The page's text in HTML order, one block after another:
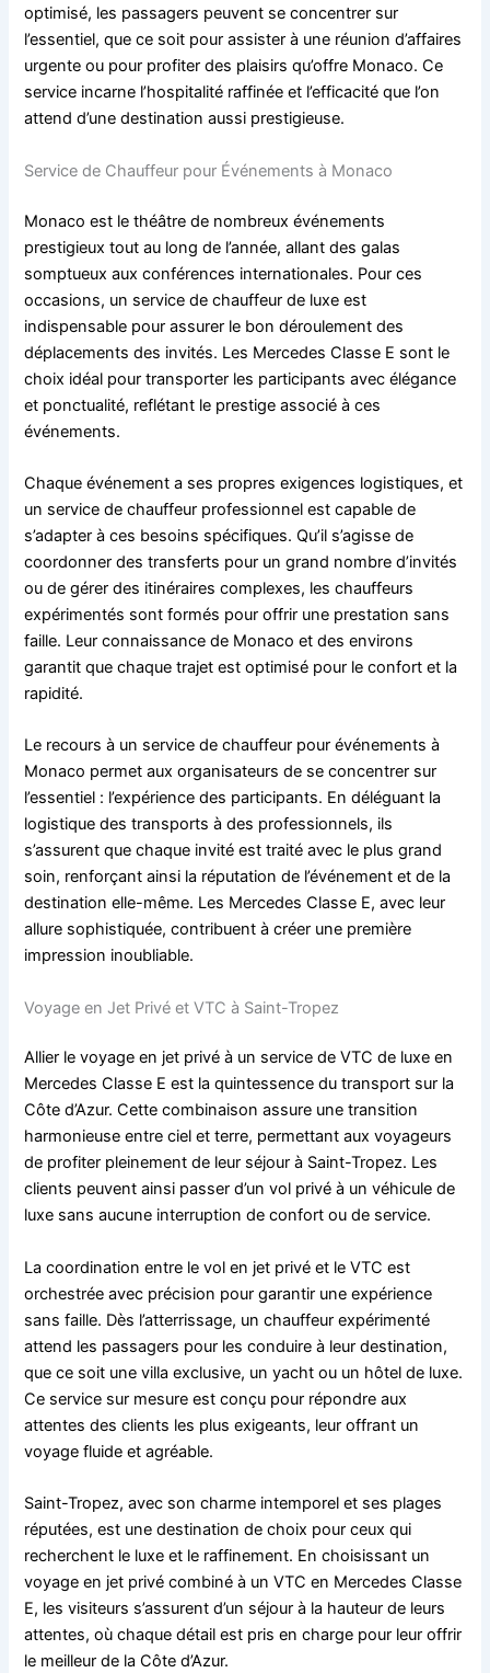
optimisé, les passagers peuvent se concentrer sur
l’essentiel, que ce soit pour assister à une réunion d’affaires
urgente ou pour profiter des plaisirs qu’offre Monaco. Ce
service incarne l’hospitalité raffinée et l’efficacité que l’on
attend d’une destination aussi prestigieuse.
Service de Chauffeur pour Événements à Monaco
Monaco est le théâtre de nombreux événements
prestigieux tout au long de l’année, allant des galas
somptueux aux conférences internationales. Pour ces
occasions, un service de chauffeur de luxe est
indispensable pour assurer le bon déroulement des
déplacements des invités. Les Mercedes Classe E sont le
choix idéal pour transporter les participants avec élégance
et ponctualité, reflétant le prestige associé à ces
événements.
Chaque événement a ses propres exigences logistiques, et
un service de chauffeur professionnel est capable de
s’adapter à ces besoins spécifiques. Qu’il s’agisse de
coordonner des transferts pour un grand nombre d’invités
ou de gérer des itinéraires complexes, les chauffeurs
expérimentés sont formés pour offrir une prestation sans
faille. Leur connaissance de Monaco et des environs
garantit que chaque trajet est optimisé pour le confort et la
rapidité.
Le recours à un service de chauffeur pour événements à
Monaco permet aux organisateurs de se concentrer sur
l’essentiel : l’expérience des participants. En déléguant la
logistique des transports à des professionnels, ils
s’assurent que chaque invité est traité avec le plus grand
soin, renforçant ainsi la réputation de l’événement et de la
destination elle-même. Les Mercedes Classe E, avec leur
allure sophistiquée, contribuent à créer une première
impression inoubliable.
Voyage en Jet Privé et VTC à Saint-Tropez
Allier le voyage en jet privé à un service de VTC de luxe en
Mercedes Classe E est la quintessence du transport sur la
Côte d’Azur. Cette combinaison assure une transition
harmonieuse entre ciel et terre, permettant aux voyageurs
de profiter pleinement de leur séjour à Saint-Tropez. Les
clients peuvent ainsi passer d’un vol privé à un véhicule de
luxe sans aucune interruption de confort ou de service.
La coordination entre le vol en jet privé et le VTC est
orchestrée avec précision pour garantir une expérience
sans faille. Dès l’atterrissage, un chauffeur expérimenté
attend les passagers pour les conduire à leur destination,
que ce soit une villa exclusive, un yacht ou un hôtel de luxe.
Ce service sur mesure est conçu pour répondre aux
attentes des clients les plus exigeants, leur offrant un
voyage fluide et agréable.
Saint-Tropez, avec son charme intemporel et ses plages
réputées, est une destination de choix pour ceux qui
recherchent le luxe et le raffinement. En choisissant un
voyage en jet privé combiné à un VTC en Mercedes Classe
E, les visiteurs s’assurent d’un séjour à la hauteur de leurs
attentes, où chaque détail est pris en charge pour leur offrir
le meilleur de la Côte d’Azur.